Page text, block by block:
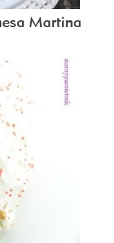
Martina